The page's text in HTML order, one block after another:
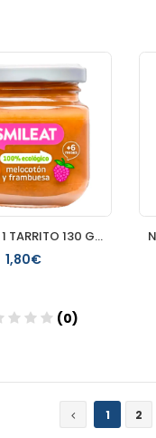
SMILEAT 1 TARRITO 130 G SABOR MELOCOTON Y FRAMBUESA
1,80€
(0)
1
2